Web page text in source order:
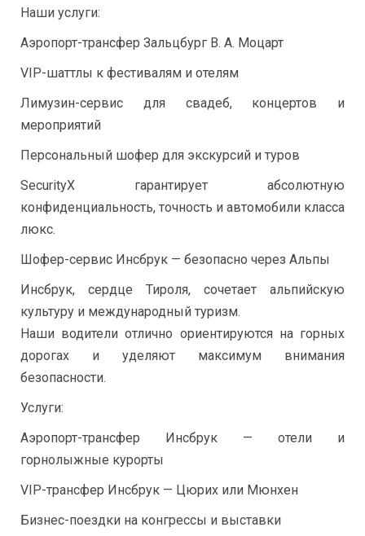
Наши услуги:
Аэропорт-трансфер Зальцбург В. А. Моцарт
VIP-шаттлы к фестивалям и отелям
Лимузин-сервис для свадеб, концертов и
мероприятий
Персональный шофер для экскурсий и туров
SecurityX гарантирует абсолютную
конфиденциальность, точность и автомобили класса
люкс.
Шофер-сервис Инсбрук — безопасно через Альпы
Инсбрук, сердце Тироля, сочетает альпийскую
культуру и международный туризм.
Наши водители отлично ориентируются на горных
дорогах и уделяют максимум внимания
безопасности.
Услуги:
Аэропорт-трансфер Инсбрук — отели и
горнолыжные курорты
VIP-трансфер Инсбрук — Цюрих или Мюнхен
Бизнес-поездки на конгрессы и выставки